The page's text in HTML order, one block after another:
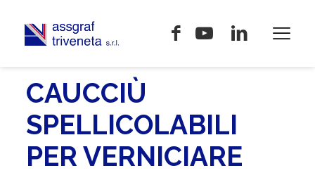
CAUCCIÙ
SPELLICOLABILI
PER VERNICIARE